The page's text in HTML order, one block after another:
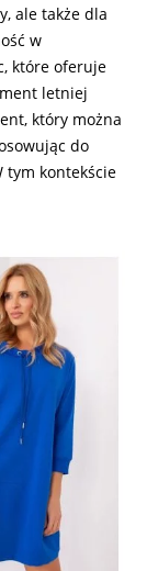
ale także dla
w
które oferuje
letniej
który można
do
tym kontekście